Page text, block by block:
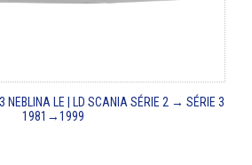
NEBLINA LE | LD SCANIA SÉRIE 2 → SÉRIE 3
1981→1999